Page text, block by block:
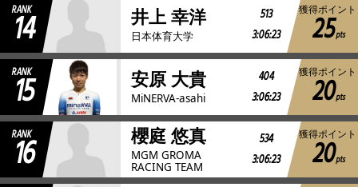
RANK
14 井上 幸洋
日本体育大学
513
3:06:23
獲得ポイント
25pts
RANK
15 安原 大貴
MiNERVA-asahi
404
3:06:23
獲得ポイント
20pts
RANK
16 櫻庭 悠真
MGM GROMA
RACING TEAM
534
3:06:23
獲得ポイント
20pts